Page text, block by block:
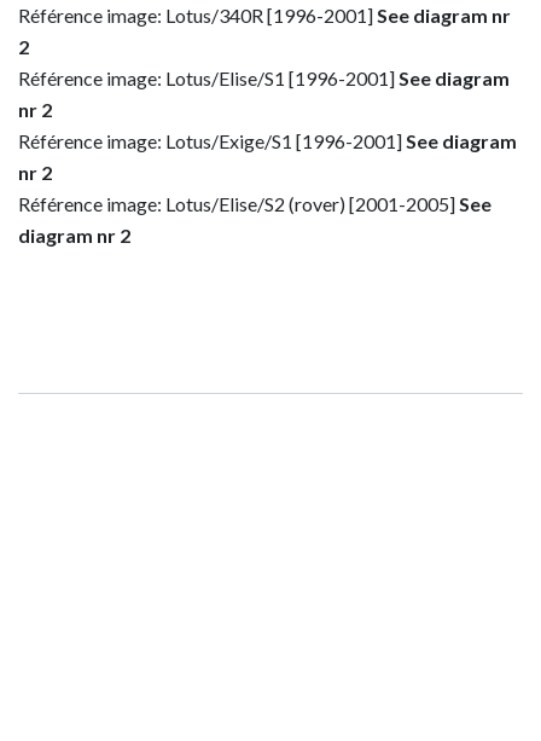
Référence image: Lotus/340R [1996-2001]See diagram nr
2
Référence image: Lotus/Elise/S1 [1996-2001]See diagram
nr 2
Référence image: Lotus/Exige/S1 [1996-2001]See diagram
nr 2
Référence image: Lotus/Elise/S2 (rover) [2001-2005]See
diagram nr 2